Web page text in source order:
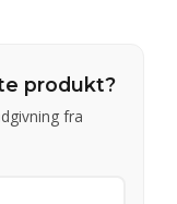
produkt?
fra